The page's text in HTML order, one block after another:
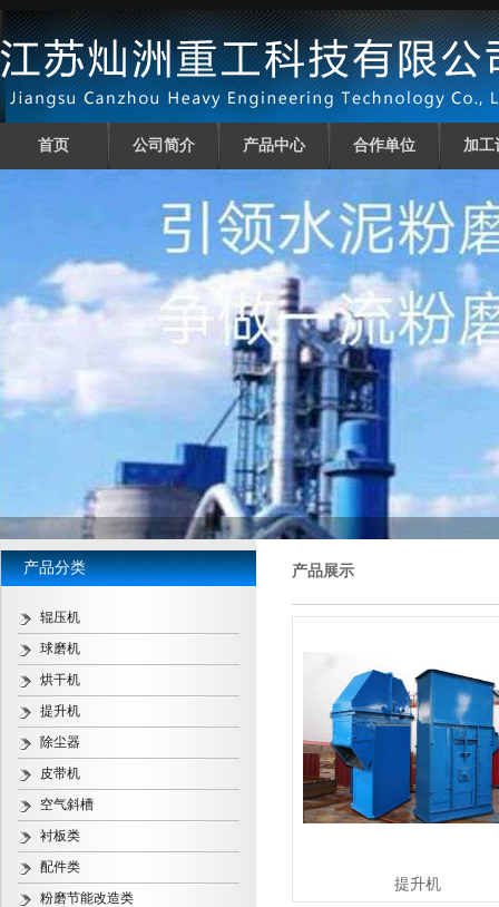
首页 公司简介 产品中心 合作单位 加工
产品分类
辊压机
球磨机
烘干机
提升机
除尘器
皮带机
空气斜槽
衬板类
配件类
粉磨节能改造类
产品展示
提升机